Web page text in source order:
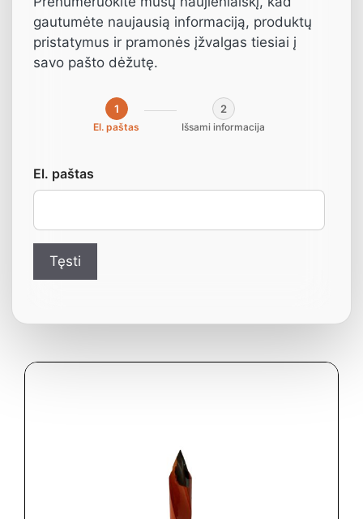
grąžtas (kairysis)
Ø10×70 mm
14,93€
Perėjamasis grąžtas (kairysis)
Ø10×70 mm
Didelio skersmens grąžtas, skirtas
tiksliai išgręžti skylę per visą storį
gautumėte naujausią informaciją, produktų
pristatymus ir pramonės įžvalgas tiesiai į
savo pašto dėžutę.
1
El. paštas
2
Išsami informacija
El. paštas
Tęsti